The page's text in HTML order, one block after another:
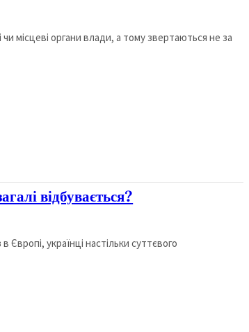
місцеві органи влади, а тому звертаються не за
відбувається?
українці настільки суттєвого